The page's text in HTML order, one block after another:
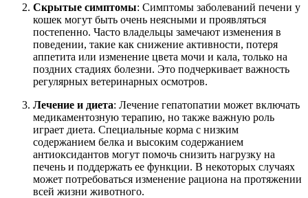
Скрытые симптомы: Симптомы заболеваний печени у
кошек могут быть очень неясными и проявляться
постепенно. Часто владельцы замечают изменения в
поведении, такие как снижение активности, потеря
аппетита или изменение цвета мочи и кала, только на
поздних стадиях болезни. Это подчеркивает важность
регулярных ветеринарных осмотров.
Лечение и диета: Лечение гепатопатии может включать
медикаментозную терапию, но также важную роль
играет диета. Специальные корма с низким
содержанием белка и высоким содержанием
антиоксидантов могут помочь снизить нагрузку на
печень и поддержать ее функции. В некоторых случаях
может потребоваться изменение рациона на протяжении
всей жизни животного.